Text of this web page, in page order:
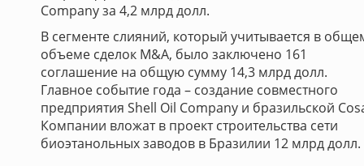
Company за 4,2 млрд долл.
В сегменте слияний, который учитывается в
объеме сделок M&A, было заключено 161
соглашение на общую сумму 14,3 млрд долл.
Главное событие года – создание совместного
предприятия Shell Oil Company и бразильской
Компании вложат в проект строительства сети
биоэтанольных заводов в Бразилии 12 млрд долл.